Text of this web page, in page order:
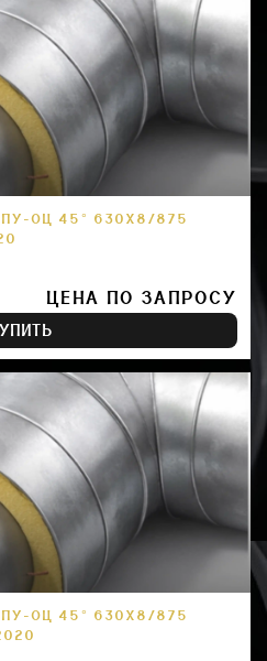
ОЦ 45° 630Х8/875
ЦЕНА ПО ЗАПРОСУ
ОЦ 45° 630Х8/875